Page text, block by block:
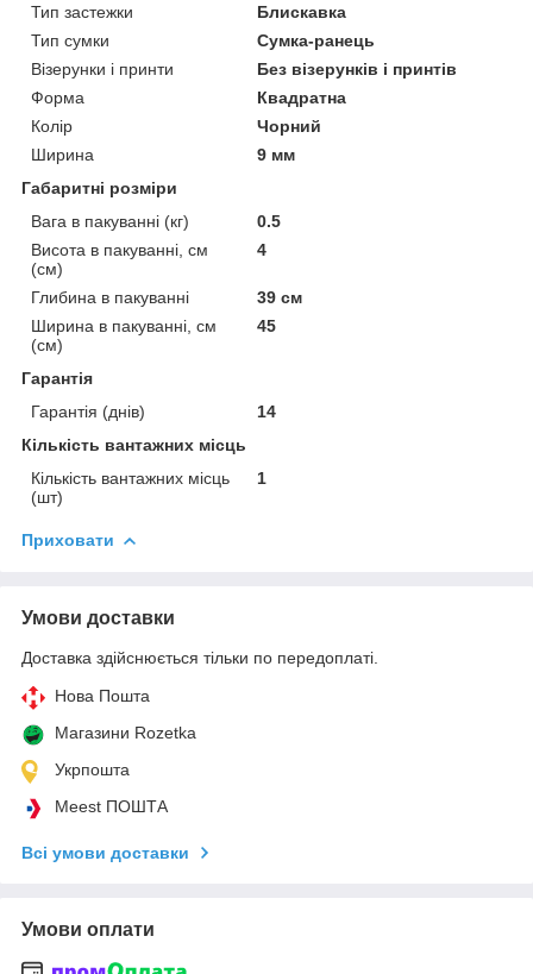
Тип застежки
Блискавка
Тип сумки
Сумка-ранець
Візерунки і принти
Без візерунків і принтів
Форма
Квадратна
Колір
Чорний
Ширина
9 мм
Габаритні розміри
Вага в пакуванні (кг)
0.5
Висота в пакуванні, см
(см)
4
Глибина в пакуванні
39 см
Ширина в пакуванні, см
(см)
45
Гарантія
Гарантія (днів)
14
Кількість вантажних місць
Кількість вантажних місць
(шт)
1
Приховати
Умови доставки
Доставка здійснюється тільки по передоплаті.
Нова Пошта
Магазини Rozetka
Укрпошта
Meest ПОШТА
Всі умови доставки
Умови оплати